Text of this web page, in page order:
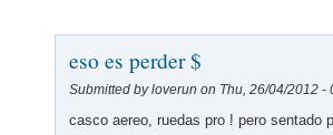
eso es perder $
Submitted by loverun on Thu, 26/04/2012 -
casco aereo, ruedas pro ! pero sentado